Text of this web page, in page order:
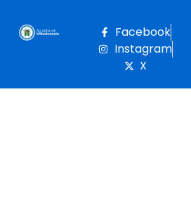
Facebook
Instagram
X